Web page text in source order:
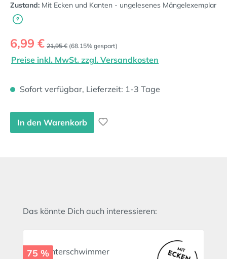
Zustand: Mit Ecken und Kanten - ungelesenes Mängelexemplar
Verkaufspreis:
6,99 € Regulärer Preis:
21,95 € (68.15% gespart)
Preise inkl. MwSt. zzgl. Versandkosten
Sofort verfügbar, Lieferzeit: 1-3 Tage
In den Warenkorb
Produktgalerie überspringen
Das könnte Dich auch interessieren:
75 %